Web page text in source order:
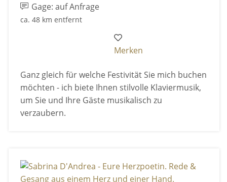
Gage: auf Anfrage
ca. 48 km entfernt
Merken
Ganz gleich für welche Festivität Sie mich buchen
möchten - ich biete Ihnen stilvolle Klaviermusik,
um Sie und Ihre Gäste musikalisch zu
verzaubern.